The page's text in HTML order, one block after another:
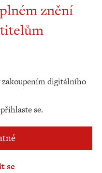
znění
zakoupením digitálního
se.
se